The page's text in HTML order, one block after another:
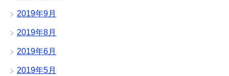
2019年9月
2019年8月
2019年6月
2019年5月